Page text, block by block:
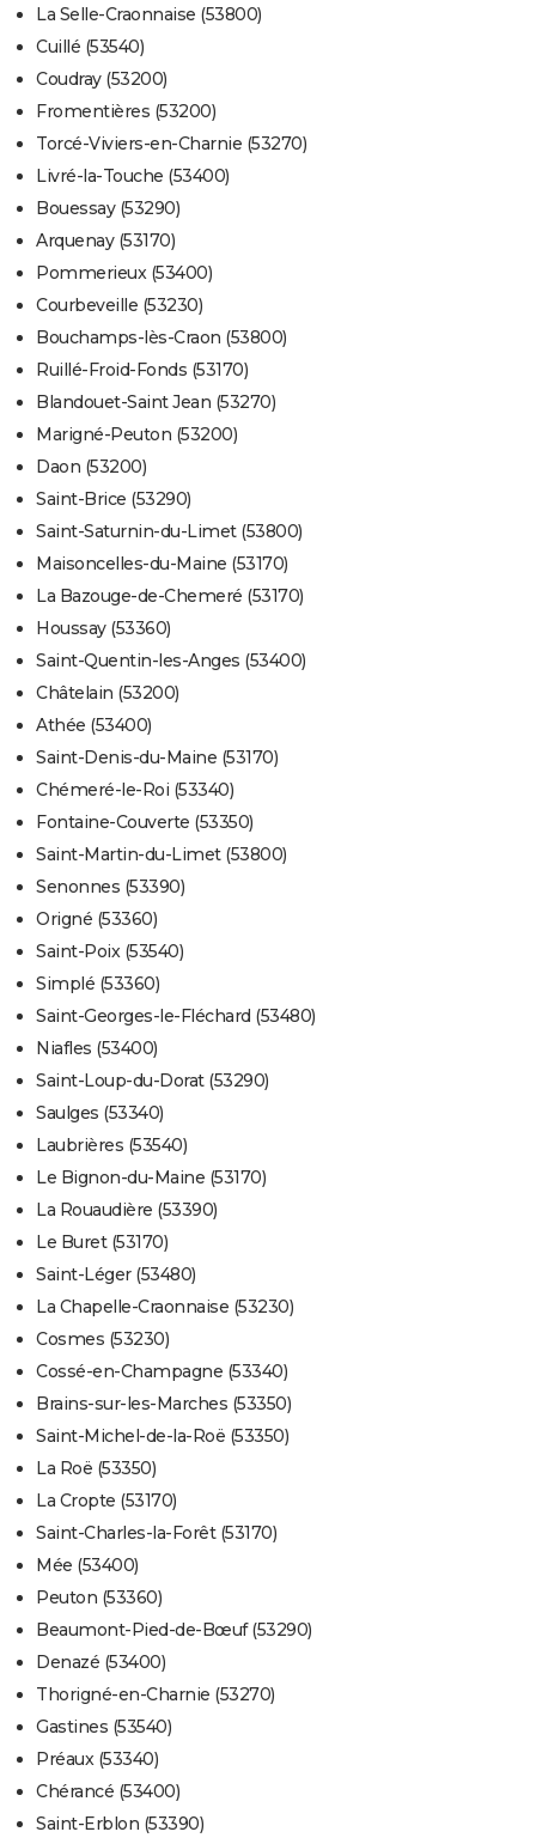
La Selle-Craonnaise (53800)
Cuillé (53540)
Coudray (53200)
Fromentières (53200)
Torcé-Viviers-en-Charnie (53270)
Livré-la-Touche (53400)
Bouessay (53290)
Arquenay (53170)
Pommerieux (53400)
Courbeveille (53230)
Bouchamps-lès-Craon (53800)
Ruillé-Froid-Fonds (53170)
Blandouet-Saint Jean (53270)
Marigné-Peuton (53200)
Daon (53200)
Saint-Brice (53290)
Saint-Saturnin-du-Limet (53800)
Maisoncelles-du-Maine (53170)
La Bazouge-de-Chemeré (53170)
Houssay (53360)
Saint-Quentin-les-Anges (53400)
Châtelain (53200)
Athée (53400)
Saint-Denis-du-Maine (53170)
Chémeré-le-Roi (53340)
Fontaine-Couverte (53350)
Saint-Martin-du-Limet (53800)
Senonnes (53390)
Origné (53360)
Saint-Poix (53540)
Simplé (53360)
Saint-Georges-le-Fléchard (53480)
Niafles (53400)
Saint-Loup-du-Dorat (53290)
Saulges (53340)
Laubrières (53540)
Le Bignon-du-Maine (53170)
La Rouaudière (53390)
Le Buret (53170)
Saint-Léger (53480)
La Chapelle-Craonnaise (53230)
Cosmes (53230)
Cossé-en-Champagne (53340)
Brains-sur-les-Marches (53350)
Saint-Michel-de-la-Roë (53350)
La Roë (53350)
La Cropte (53170)
Saint-Charles-la-Forêt (53170)
Mée (53400)
Peuton (53360)
Beaumont-Pied-de-Bœuf (53290)
Denazé (53400)
Thorigné-en-Charnie (53270)
Gastines (53540)
Préaux (53340)
Chérancé (53400)
Saint-Erblon (53390)